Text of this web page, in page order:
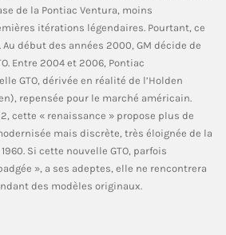
de la Pontiac Ventura, moins
itérations légendaires. Pourtant, ce
début des années 2000, GM décide de
Entre 2004 et 2006, Pontiac
GTO, dérivée en réalité de l’Holden
repensée pour le marché américain.
cette « renaissance » propose plus de
mais discrète, très éloignée de la
Si cette nouvelle GTO, parfois
», a ses adeptes, elle ne rencontrera
des modèles originaux.